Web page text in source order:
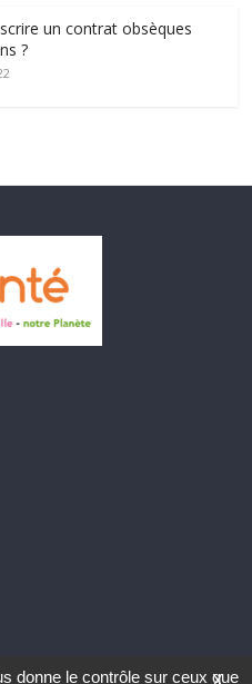
un contrat obsèques
?
X
donne le contrôle sur ceux que